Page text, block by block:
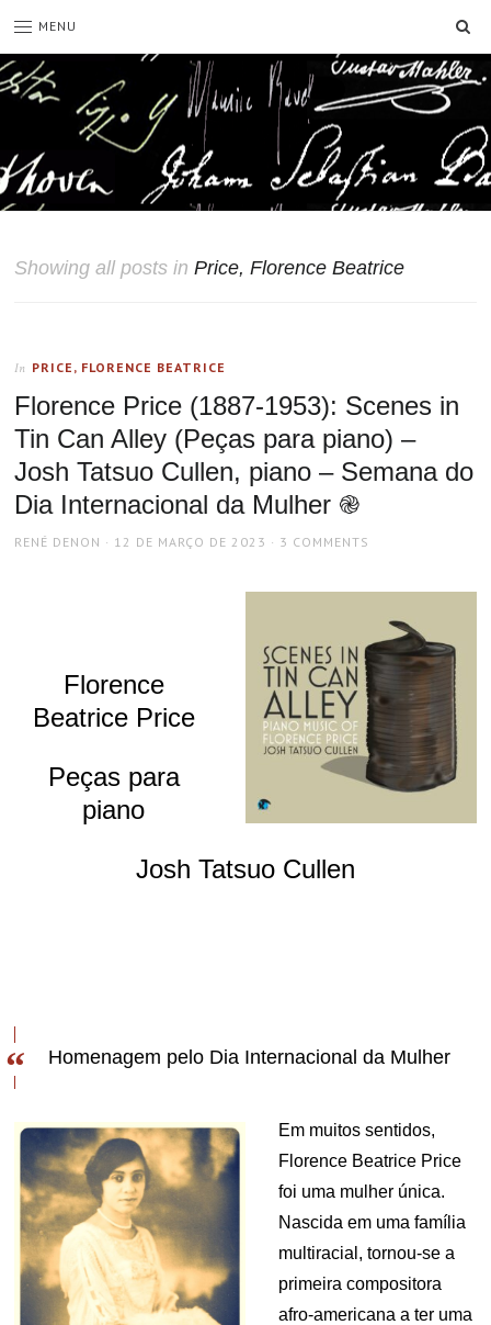
MENU
Showing all posts inPrice, Florence Beatrice
In PRICE, FLORENCE BEATRICE
Florence Price (1887-1953): Scenes in
Tin Can Alley (Peças para piano) –
Josh Tatsuo Cullen, piano – Semana do
Dia Internacional da Mulher ֎
AUTHOR
RENÉ DENON
POSTED
12 DE MARÇO DE 2023 3 COMMENTS
Florence
Beatrice Price
Peças para
piano
Josh Tatsuo Cullen
Homenagem pelo Dia Internacional da Mulher
Em muitos sentidos,
Florence Beatrice Price
foi uma mulher única.
Nascida em uma família
multiracial, tornou-se a
primeira compositora
afro-americana a ter uma